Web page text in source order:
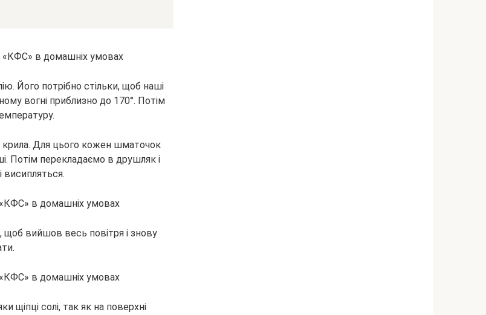
Його потрібно стільки, щоб наші
вогні приблизно до 170°. Потім
крила. Для цього кожен шматочок
Потім перекладаємо в друшляк і
вийшов весь повітря і знову
щіпці солі, так як на поверхні